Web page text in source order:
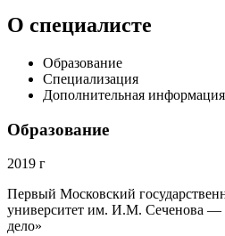
О специалисте
Образование
Специализация
Дополнительная информация
Образование
2019 г
Первый Московский
университет им. И.М. Сеченова —
дело»